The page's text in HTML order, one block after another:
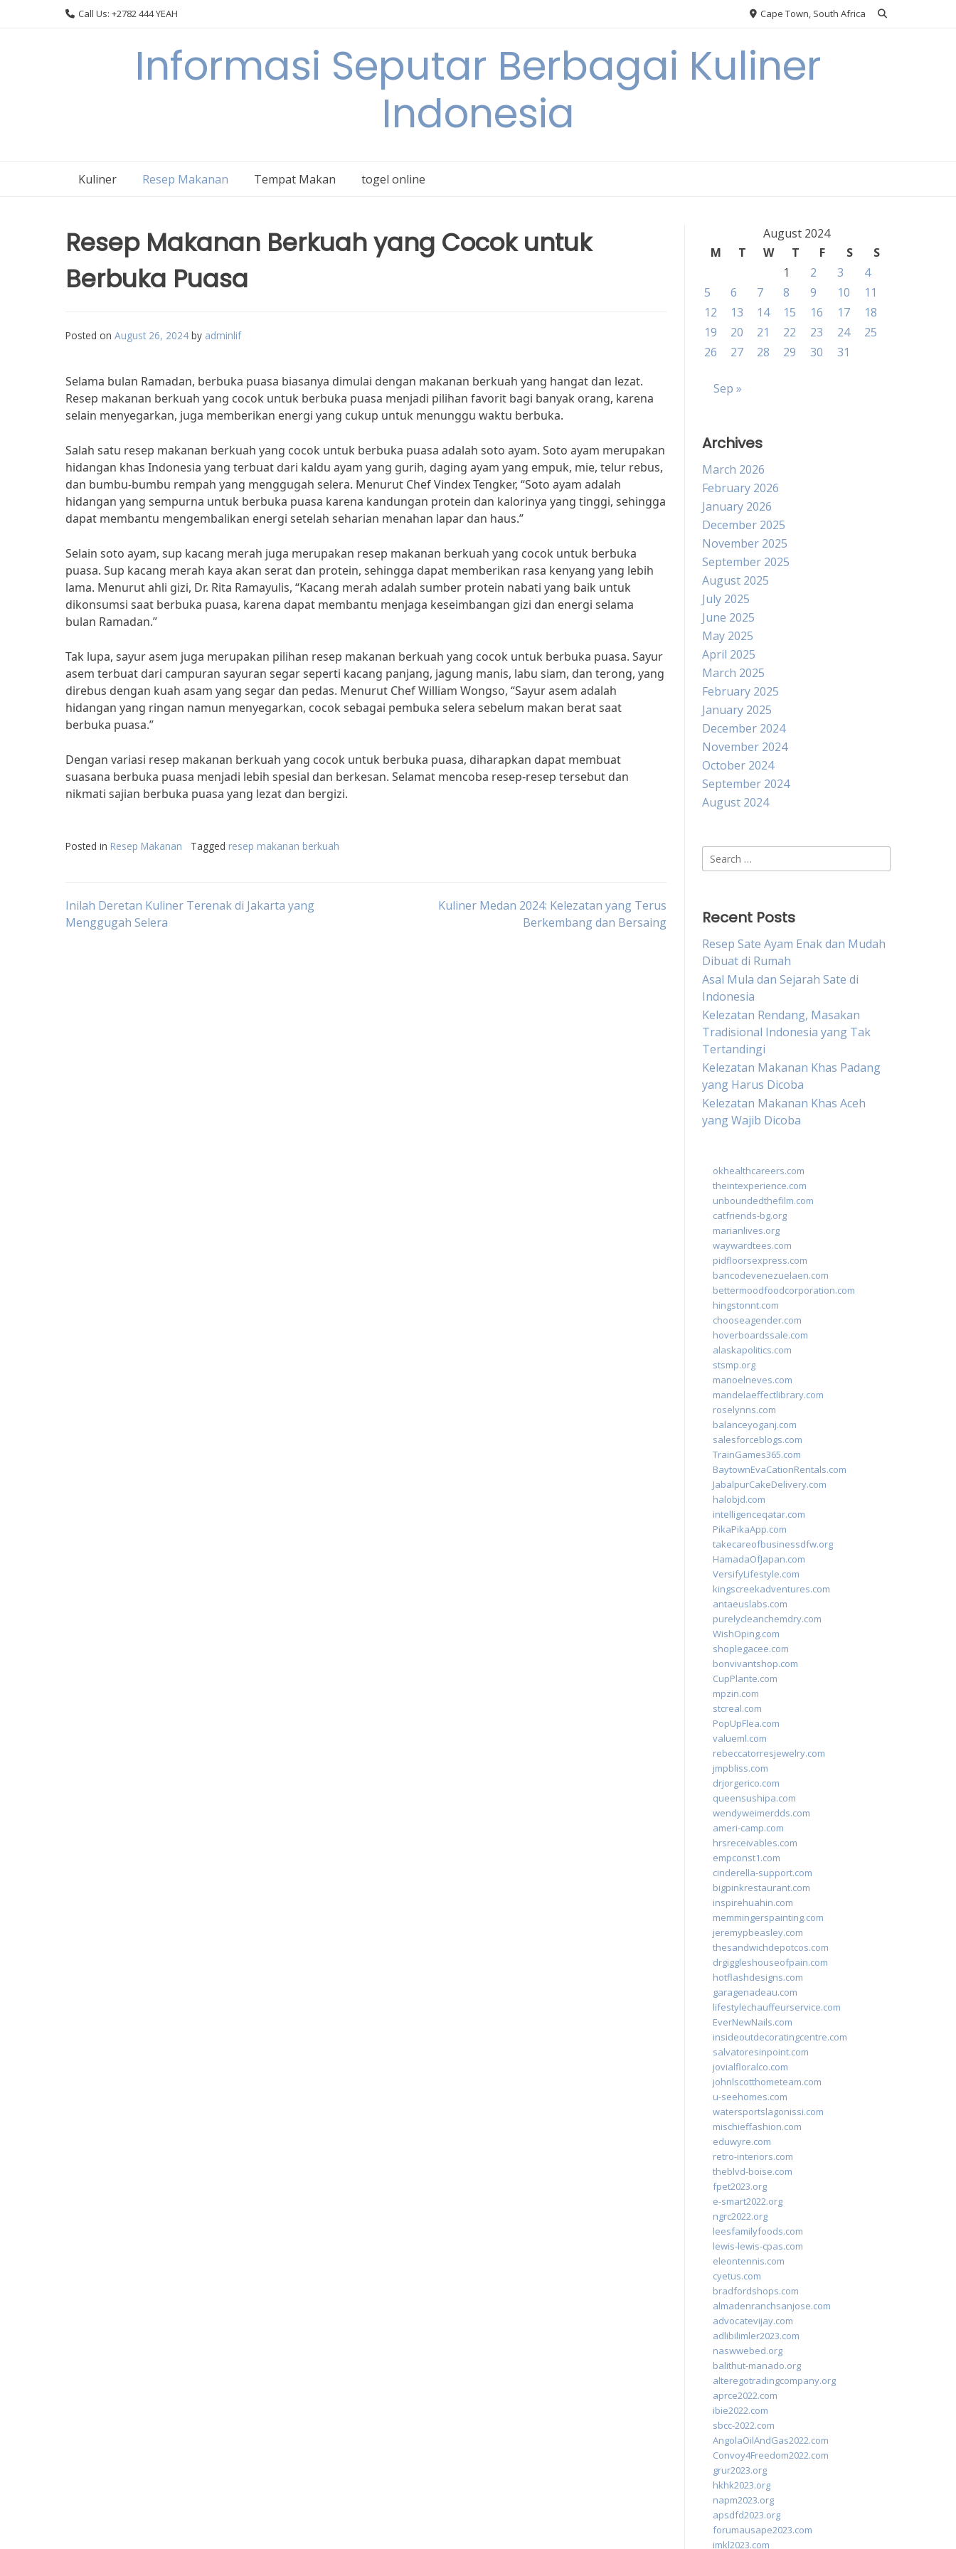
Call Us: +2782 444 YEAH Cape Town, South Africa
Informasi Seputar Berbagai Kuliner
Indonesia
Kuliner Resep Makanan Tempat Makan togel online
Resep Makanan Berkuah yang Cocok untuk
Berbuka Puasa
Posted on August 26, 2024 by adminlif
Selama bulan Ramadan, berbuka puasa biasanya dimulai dengan makanan berkuah yang hangat dan lezat.
Resep makanan berkuah yang cocok untuk berbuka puasa menjadi pilihan favorit bagi banyak orang, karena
selain menyegarkan, juga memberikan energi yang cukup untuk menunggu waktu berbuka.
Salah satu resep makanan berkuah yang cocok untuk berbuka puasa adalah soto ayam. Soto ayam merupakan
hidangan khas Indonesia yang terbuat dari kaldu ayam yang gurih, daging ayam yang empuk, mie, telur rebus,
dan bumbu-bumbu rempah yang menggugah selera. Menurut Chef Vindex Tengker, “Soto ayam adalah
hidangan yang sempurna untuk berbuka puasa karena kandungan protein dan kalorinya yang tinggi, sehingga
dapat membantu mengembalikan energi setelah seharian menahan lapar dan haus.”
Selain soto ayam, sup kacang merah juga merupakan resep makanan berkuah yang cocok untuk berbuka
puasa. Sup kacang merah kaya akan serat dan protein, sehingga dapat memberikan rasa kenyang yang lebih
lama. Menurut ahli gizi, Dr. Rita Ramayulis, “Kacang merah adalah sumber protein nabati yang baik untuk
dikonsumsi saat berbuka puasa, karena dapat membantu menjaga keseimbangan gizi dan energi selama
bulan Ramadan.”
Tak lupa, sayur asem juga merupakan pilihan resep makanan berkuah yang cocok untuk berbuka puasa. Sayur
asem terbuat dari campuran sayuran segar seperti kacang panjang, jagung manis, labu siam, dan terong, yang
direbus dengan kuah asam yang segar dan pedas. Menurut Chef William Wongso, “Sayur asem adalah
hidangan yang ringan namun menyegarkan, cocok sebagai pembuka selera sebelum makan berat saat
berbuka puasa.”
Dengan variasi resep makanan berkuah yang cocok untuk berbuka puasa, diharapkan dapat membuat
suasana berbuka puasa menjadi lebih spesial dan berkesan. Selamat mencoba resep-resep tersebut dan
nikmati sajian berbuka puasa yang lezat dan bergizi.
Posted in Resep Makanan Tagged resep makanan berkuah
Post
Inilah Deretan Kuliner Terenak di Jakarta yang
Menggugah Selera
Kuliner Medan 2024: Kelezatan yang Terus
Berkembang dan Bersaing
August 2024
M
T W T F S
S
1
2 3
4
5
6 7 8 9 10
11
12
13 14 15 16 17
18
19
20 21 22 23 24
25
26
27 28 29 30 31
Sep »
Archives
March 2026
February 2026
January 2026
December 2025
November 2025
September 2025
August 2025
July 2025
June 2025
May 2025
April 2025
March 2025
February 2025
January 2025
December 2024
November 2024
October 2024
September 2024
August 2024
Search
for:
Recent Posts
Resep Sate Ayam Enak dan Mudah
Dibuat di Rumah
Asal Mula dan Sejarah Sate di
Indonesia
Kelezatan Rendang, Masakan
Tradisional Indonesia yang Tak
Tertandingi
Kelezatan Makanan Khas Padang
yang Harus Dicoba
Kelezatan Makanan Khas Aceh
yang Wajib Dicoba
okhealthcareers.com
theintexperience.com
unboundedthefilm.com
catfriends-bg.org
marianlives.org
waywardtees.com
pidfloorsexpress.com
bancodevenezuelaen.com
bettermoodfoodcorporation.com
hingstonnt.com
chooseagender.com
hoverboardssale.com
alaskapolitics.com
stsmp.org
manoelneves.com
mandelaeffectlibrary.com
roselynns.com
balanceyoganj.com
salesforceblogs.com
TrainGames365.com
BaytownEvaCationRentals.com
JabalpurCakeDelivery.com
halobjd.com
intelligenceqatar.com
PikaPikaApp.com
takecareofbusinessdfw.org
HamadaOfJapan.com
VersifyLifestyle.com
kingscreekadventures.com
antaeuslabs.com
purelycleanchemdry.com
WishOping.com
shoplegacee.com
bonvivantshop.com
CupPlante.com
mpzin.com
stcreal.com
PopUpFlea.com
valueml.com
rebeccatorresjewelry.com
jmpbliss.com
drjorgerico.com
queensushipa.com
wendyweimerdds.com
ameri-camp.com
hrsreceivables.com
empconst1.com
cinderella-support.com
bigpinkrestaurant.com
inspirehuahin.com
memmingerspainting.com
jeremypbeasley.com
thesandwichdepotcos.com
drgiggleshouseofpain.com
hotflashdesigns.com
garagenadeau.com
lifestylechauffeurservice.com
EverNewNails.com
insideoutdecoratingcentre.com
salvatoresinpoint.com
jovialfloralco.com
johnlscotthometeam.com
u-seehomes.com
watersportslagonissi.com
mischieffashion.com
eduwyre.com
retro-interiors.com
theblvd-boise.com
fpet2023.org
e-smart2022.org
ngrc2022.org
leesfamilyfoods.com
lewis-lewis-cpas.com
eleontennis.com
cyetus.com
bradfordshops.com
almadenranchsanjose.com
advocatevijay.com
adlibilimler2023.com
naswwebed.org
balithut-manado.org
alteregotradingcompany.org
aprce2022.com
ibie2022.com
sbcc-2022.com
AngolaOilAndGas2022.com
Convoy4Freedom2022.com
grur2023.org
hkhk2023.org
napm2023.org
apsdfd2023.org
forumausape2023.com
imkl2023.com